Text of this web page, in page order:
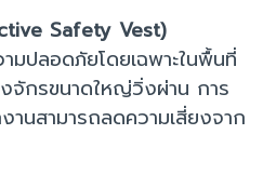
Safety Vest)
มปลอดภัยโดยเฉพาะในพื้นที่
จักรขนาดใหญ่วิ่งผ่าน การ
นสามารถลดความเสี่ยงจาก